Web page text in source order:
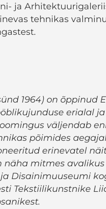
ja
tehnikas
1964) on õppinud
erialal
väljendab
põimides
erinevatel
näha mitmes
Disainimuuseumi
Tekstiilikunstnike